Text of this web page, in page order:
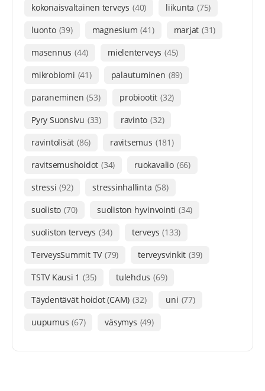
kokonaisvaltainen terveys (40) liikunta (75)
luonto (39) magnesium (41) marjat (31)
masennus (44) mielenterveys (45)
mikrobiomi (41) palautuminen (89)
paraneminen (53) probiootit (32)
Pyry Suonsivu (33) ravinto (32)
ravintolisät (86) ravitsemus (181)
ravitsemushoidot (34) ruokavalio (66)
stressi (92) stressinhallinta (58)
suolisto (70) suoliston hyvinvointi (34)
suoliston terveys (34) terveys (133)
TerveysSummit TV (79) terveysvinkit (39)
TSTV Kausi 1 (35) tulehdus (69)
Täydentävät hoidot (CAM) (32) uni (77)
uupumus (67) väsymys (49)